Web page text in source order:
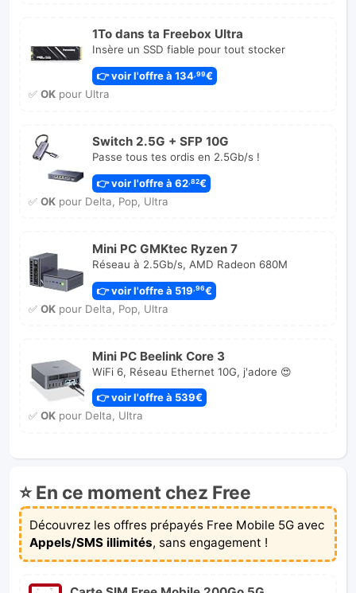
1To dans ta Freebox Ultra
Insère un SSD fiable pour tout stocker
👉 voir l'offre à 134 ,99€
✅ OKpour Ultra
Switch 2.5G + SFP 10G
Passe tous tes ordis en 2.5Gb/s !
👉 voir l'offre à 62,82€
✅ OKpour Delta, Pop, Ultra
Mini PC GMKtec Ryzen 7
Réseau à 2.5Gb/s, AMD Radeon 680M
👉 voir l'offre à 519 ,96€
✅ OKpour Delta, Pop, Ultra
Mini PC Beelink Core 3
WiFi 6, Réseau Ethernet 10G, j'adore 😍
👉 voir l'offre à 539€
✅ OKpour Delta, Ultra
⭐ En ce moment chez Free
Découvrez les offres prépayés Free Mobile 5G avec
Appels/SMS illimités, sans engagement !